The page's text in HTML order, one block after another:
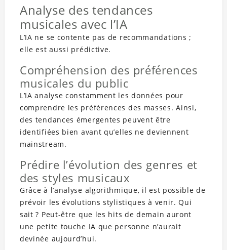
Analyse des tendances
musicales avec l’IA
L’IA ne se contente pas de recommandations ;
elle est aussi prédictive.
Compréhension des préférences
musicales du public
L’IA analyse constamment les données pour
comprendre les préférences des masses. Ainsi,
des tendances émergentes peuvent être
identifiées bien avant qu’elles ne deviennent
mainstream.
Prédire l’évolution des genres et
des styles musicaux
Grâce à l’analyse algorithmique, il est possible de
prévoir les évolutions stylistiques à venir. Qui
sait ? Peut-être que les hits de demain auront
une petite touche IA que personne n’aurait
devinée aujourd’hui.